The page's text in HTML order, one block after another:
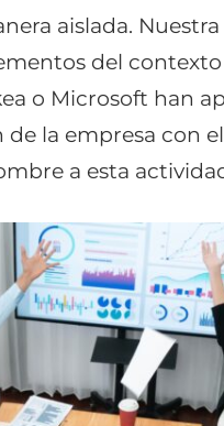
aislada.
del
o Microsoft han
la empresa con
a esta